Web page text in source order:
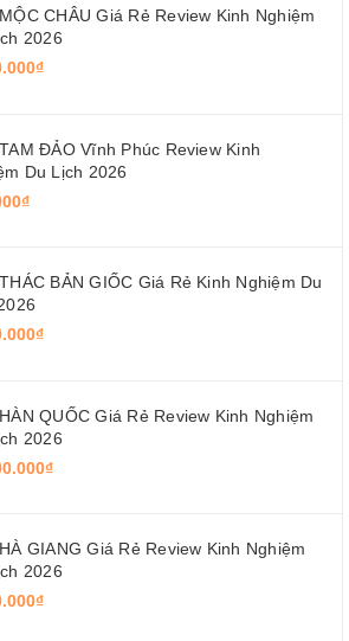
CHÂU Giá Rẻ Review Kinh Nghiệm
2026
ĐẢO Vĩnh Phúc Review Kinh
Du Lịch 2026
BẢN GIỐC Giá Rẻ Kinh Nghiệm Du
QUỐC Giá Rẻ Review Kinh Nghiệm
2026
GIANG Giá Rẻ Review Kinh Nghiệm
2026